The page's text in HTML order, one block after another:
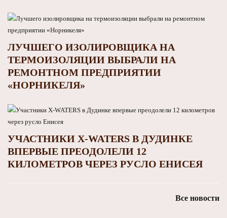
ЛУЧШЕГО ИЗОЛИРОВЩИКА НА
ТЕРМОИЗОЛЯЦИИ ВЫБРАЛИ НА
РЕМОНТНОМ ПРЕДПРИЯТИИ
«НОРНИКЕЛЯ»
УЧАСТНИКИ X-WATERS В ДУДИНКЕ
ВПЕРВЫЕ ПРЕОДОЛЕЛИ 12
КИЛОМЕТРОВ ЧЕРЕЗ РУСЛО ЕНИСЕЯ
Все новости